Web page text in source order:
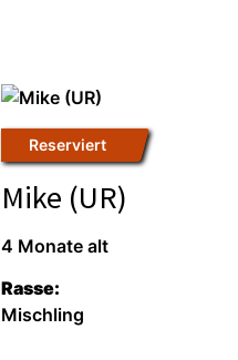
Reser­viert
Mike (UR)
4 Mona­te alt
Ras­se:
Misch­ling